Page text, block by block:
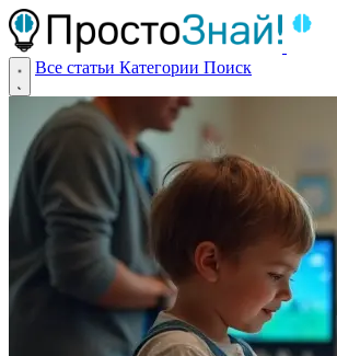
Все статьи Категории Поиск